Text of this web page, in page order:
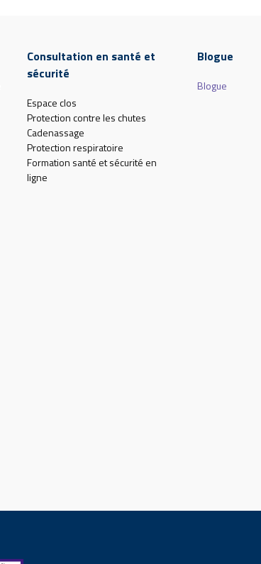
Consultation en santé et
sécurité
Espace clos
Protection contre les chutes
Cadenassage
Protection respiratoire
Formation santé et sécurité en
ligne
Blogue
Blogue